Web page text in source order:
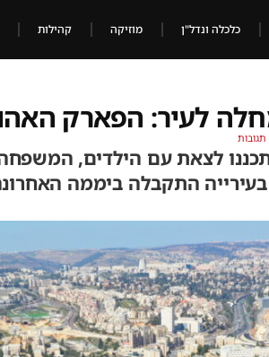
כלכלה ונדל"ן מוזיקה קהילות
לעיר: הפארק
תגובות
לצאת עם הילדים,
התקבלה ביממה